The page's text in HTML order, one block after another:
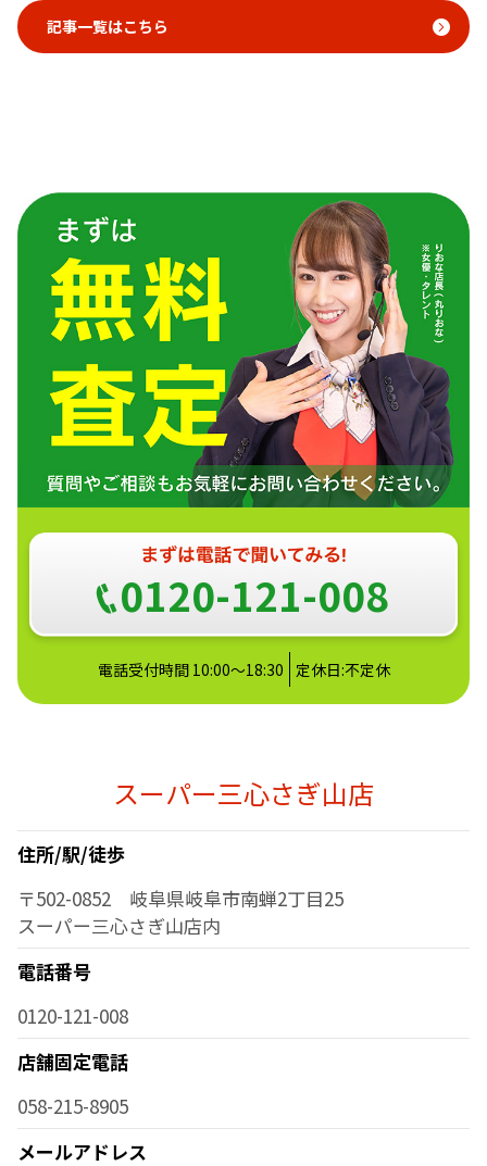
記事一覧はこちら
0120-121-008
電話受付時間 10:00～18:30 定休日:不定休
スーパー三心さぎ山店
住所/駅/徒歩
〒502-0852 岐阜県岐阜市南蝉2丁目25
スーパー三心さぎ山店内
電話番号
0120-121-008
店舗固定電話
058-215-8905
メールアドレス